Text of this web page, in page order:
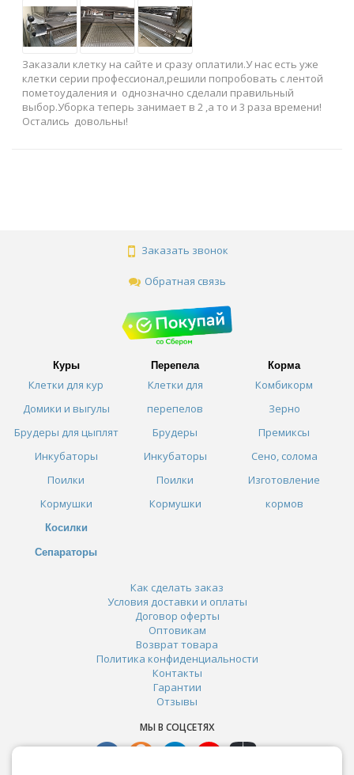
Заказали клетку на сайте и сразу оплатили.У нас есть уже
клетки серии профессионал,решили попробовать с лентой
пометоудаления и однозначно сделали правильный
выбор.Уборка теперь занимает в 2 ,а то и 3 раза времени!
Остались довольны!
Заказать звонок
Обратная связь
Куры
Клетки для кур
Домики и выгулы
Брудеры для цыплят
Инкубаторы
Поилки
Кормушки
Косилки
Сепараторы
Перепела
Клетки для
перепелов
Брудеры
Инкубаторы
Поилки
Кормушки
Корма
Комбикорм
Зерно
Премиксы
Сено, солома
Изготовление
кормов
Как сделать заказ
Условия доставки и оплаты
Договор оферты
Оптовикам
Возврат товара
Политика конфиденциальности
Контакты
Гарантии
Отзывы
МЫ В СОЦСЕТЯХ